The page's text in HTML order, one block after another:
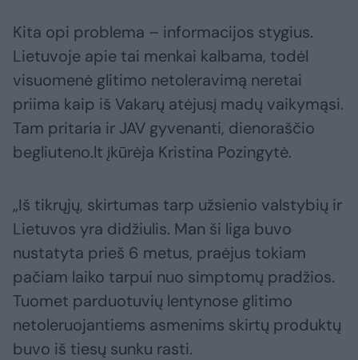
Kita opi problema – informacijos stygius.
Lietuvoje apie tai menkai kalbama, todėl
visuomenė glitimo netoleravimą neretai
priima kaip iš Vakarų atėjusį madų vaikymąsi.
Tam pritaria ir JAV gyvenanti, dienoraščio
begliuteno.lt įkūrėja Kristina Pozingytė.
„Iš tikrųjų, skirtumas tarp užsienio valstybių ir
Lietuvos yra didžiulis. Man ši liga buvo
nustatyta prieš 6 metus, praėjus tokiam
pačiam laiko tarpui nuo simptomų pradžios.
Tuomet parduotuvių lentynose glitimo
netoleruojantiems asmenims skirtų produktų
buvo iš tiesų sunku rasti.